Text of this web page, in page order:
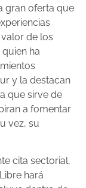
gran oferta que
de los
ha
y la destacan
que sirve de
a fomentar
vez, su
cita sectorial,
hará